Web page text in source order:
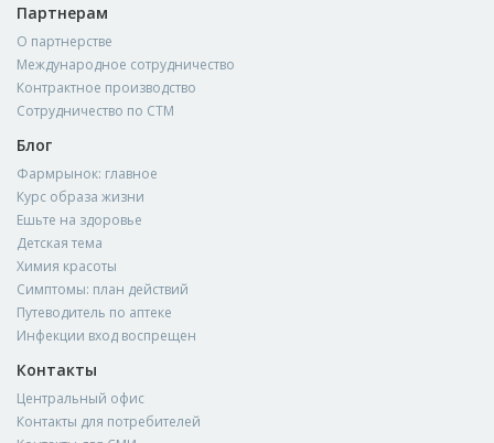
Партнерам
О партнерстве
Международное сотрудничество
Контрактное производство
Сотрудничество по СТМ
Блог
Фармрынок: главное
Курс образа жизни
Ешьте на здоровье
Детская тема
Химия красоты
Симптомы: план действий
Путеводитель по аптеке
Инфекции вход воспрещен
Контакты
Центральный офис
Контакты для потребителей